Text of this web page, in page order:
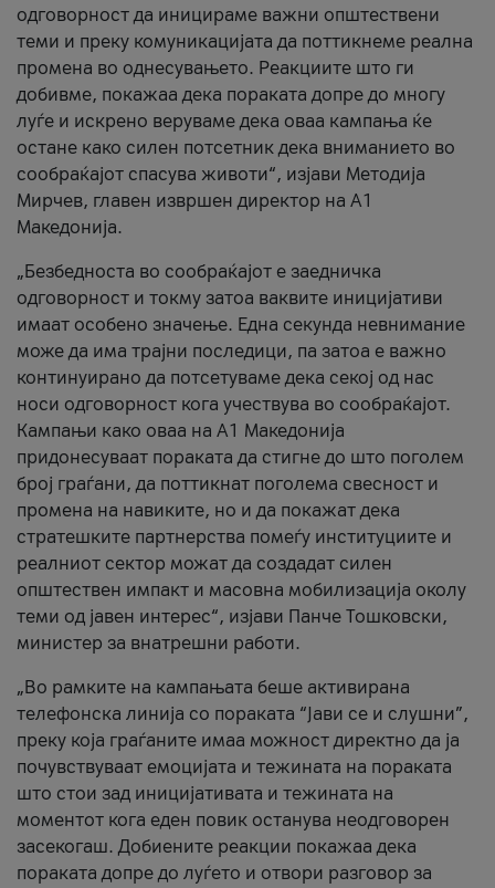
одговорност да иницираме важни општествени
теми и преку комуникацијата да поттикнеме реална
промена во однесувањето. Реакциите што ги
добивме, покажаа дека пораката допре до многу
луѓе и искрено веруваме дека оваа кампања ќе
остане како силен потсетник дека вниманието во
сообраќајот спасува животи“, изјави Методија
Мирчев, главен извршен директор на А1
Македонија.
„Безбедноста во сообраќајот е заедничка
одговорност и токму затоа ваквите иницијативи
имаат особено значење. Една секунда невнимание
може да има трајни последици, па затоа е важно
континуирано да потсетуваме дека секој од нас
носи одговорност кога учествува во сообраќајот.
Кампањи како оваа на A1 Македонија
придонесуваат пораката да стигне до што поголем
број граѓани, да поттикнат поголема свесност и
промена на навиките, но и да покажат дека
стратешките партнерства помеѓу институциите и
реалниот сектор можат да создадат силен
општествен импакт и масовна мобилизација околу
теми од јавен интерес“, изјави Панче Тошковски,
министер за внатрешни работи.
„Во рамките на кампањата беше активирана
телефонска линија со пораката “Јави се и слушни”,
преку која граѓаните имаа можност директно да ја
почувствуваат емоцијата и тежината на пораката
што стои зад иницијативата и тежината на
моментот кога еден повик останува неодговорен
засекогаш. Добиените реакции покажаа дека
пораката допре до луѓето и отвори разговор за